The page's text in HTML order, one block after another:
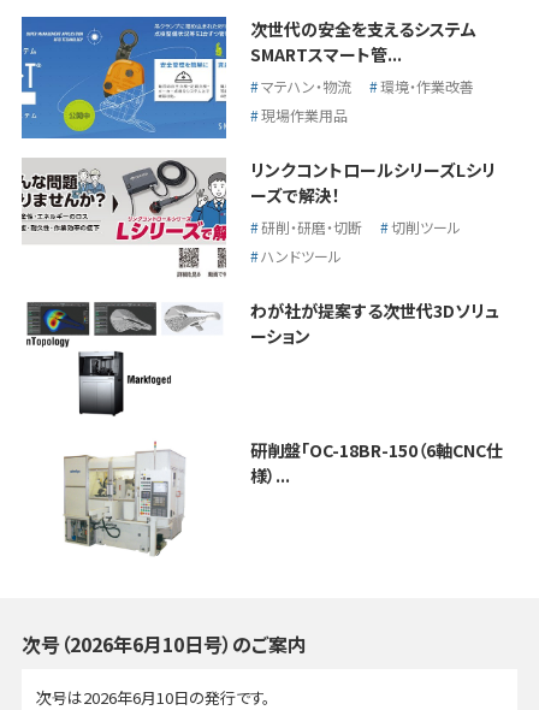
次世代の安全を支えるシステム
SMARTスマート管...
マテハン・物流
環境・作業改善
現場作業用品
リンクコントロールシリーズLシリ
ーズで解決！
研削・研磨・切断
切削ツール
ハンドツール
わが社が提案する次世代3Dソリュ
ーション
研削盤「OC-18BR-150（6軸CNC仕
様）...
次号（2026年6月10日号）のご案内
次号は2026年6月10日の発行です。